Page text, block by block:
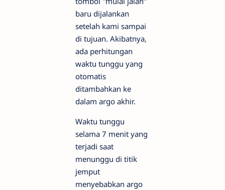
baru dijalankan
setelah kami sampai
di tujuan. Akibatnya,
ada perhitungan
waktu tunggu yang
otomatis
ditambahkan ke
dalam argo akhir.
Waktu tunggu
selama 7 menit yang
terjadi saat
menunggu di titik
jemput
menyebabkan argo